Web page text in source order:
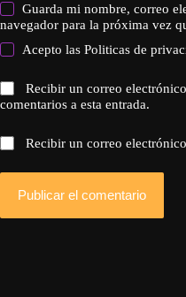
Guarda mi nombre, correo
navegador para la próxima vez
Acepto lasPoliticas de
Recibir un correo
comentarios a esta entrada.
Recibir un correo
Publicar el comentario